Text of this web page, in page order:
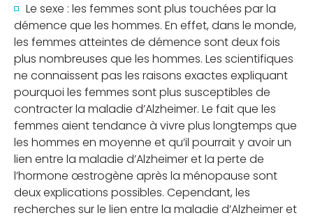
Le sexe : les femmes sont plus touchées par la
démence que les hommes. En effet, dans le monde,
les femmes atteintes de démence sont deux fois
plus nombreuses que les hommes. Les scientifiques
ne connaissent pas les raisons exactes expliquant
pourquoi les femmes sont plus susceptibles de
contracter la maladie d’Alzheimer. Le fait que les
femmes aient tendance à vivre plus longtemps que
les hommes en moyenne et qu’il pourrait y avoir un
lien entre la maladie d’Alzheimer et la perte de
l’hormone œstrogène après la ménopause sont
deux explications possibles. Cependant, les
recherches sur le lien entre la maladie d’Alzheimer et